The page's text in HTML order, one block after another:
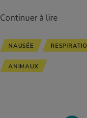
Continuer à lire
NAUSÉE
ANIMAUX